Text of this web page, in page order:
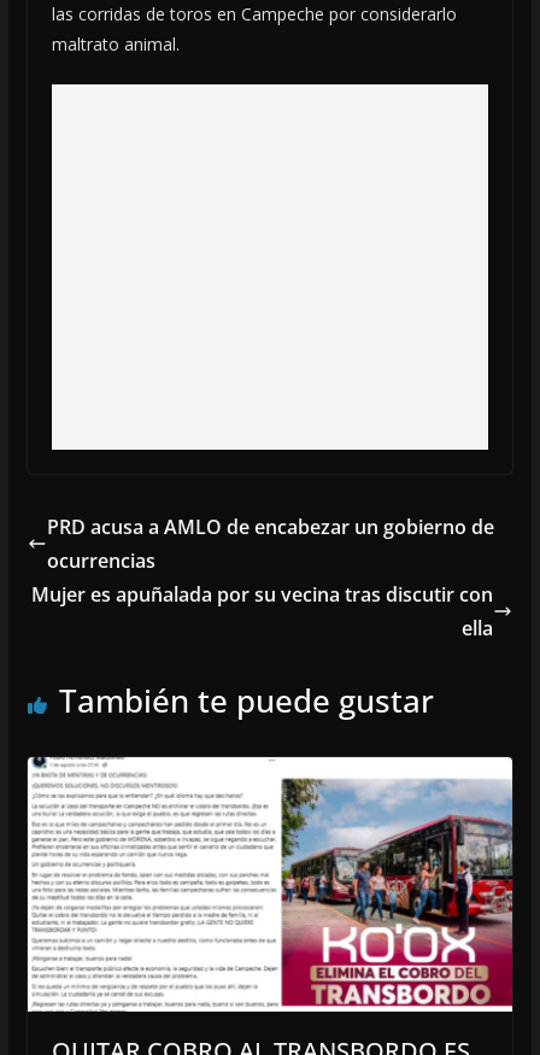
las corridas de toros en Campeche por considerarlo
maltrato animal.
PRD acusa a AMLO de encabezar un gobierno de
ocurrencias
Mujer es apuñalada por su vecina tras discutir con
ella
También te puede gustar